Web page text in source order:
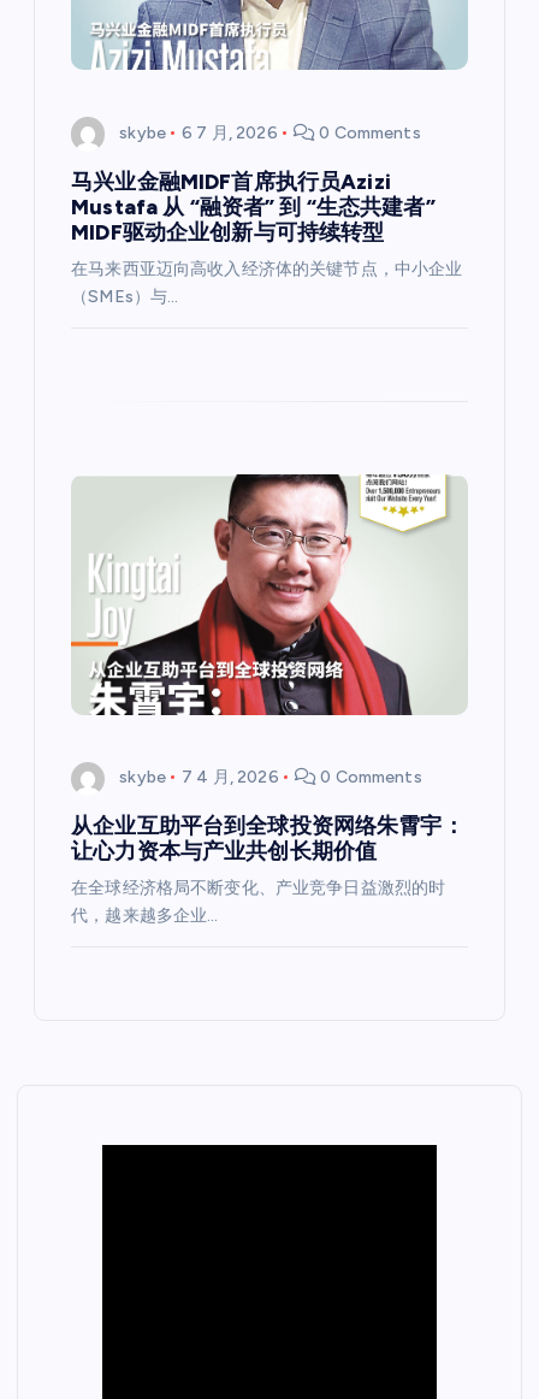
skybe 6 7 月, 2026 0 Comments
马兴业金融MIDF首席执行员Azizi
Mustafa 从 “融资者” 到 “生态共建者”
MIDF驱动企业创新与可持续转型
在马来西亚迈向高收入经济体的关键节点，中小企业
（SMEs）与…
skybe 7 4 月, 2026 0 Comments
从企业互助平台到全球投资网络朱霄宇：
让心力资本与产业共创长期价值
在全球经济格局不断变化、产业竞争日益激烈的时
代，越来越多企业…